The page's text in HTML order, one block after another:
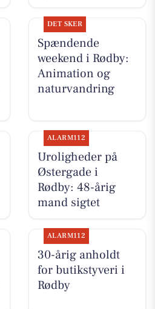
DET SKER
Spændende
weekend i Rødby:
Animation og
naturvandring
ALARM112
Uroligheder på
Østergade i
Rødby: 48-årig
mand sigtet
ALARM112
30-årig anholdt
for butikstyveri i
Rødby